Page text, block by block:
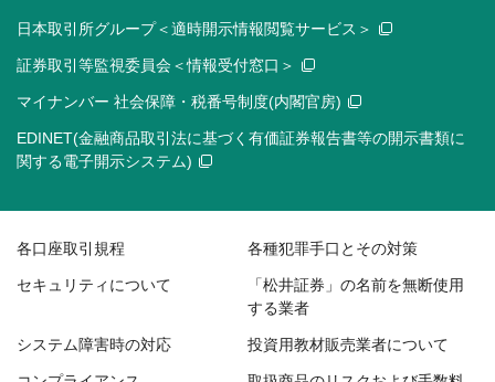
日本取引所グループ＜適時開示情報閲覧サービス＞
証券取引等監視委員会＜情報受付窓口＞
マイナンバー 社会保障・税番号制度(内閣官房)
EDINET(金融商品取引法に基づく有価証券報告書等の開示書類に
関する電子開示システム)
各口座取引規程 各種犯罪手口とその対策
セキュリティについて
「松井証券」の名前を無断使用
する業者
システム障害時の対応 投資用教材販売業者について